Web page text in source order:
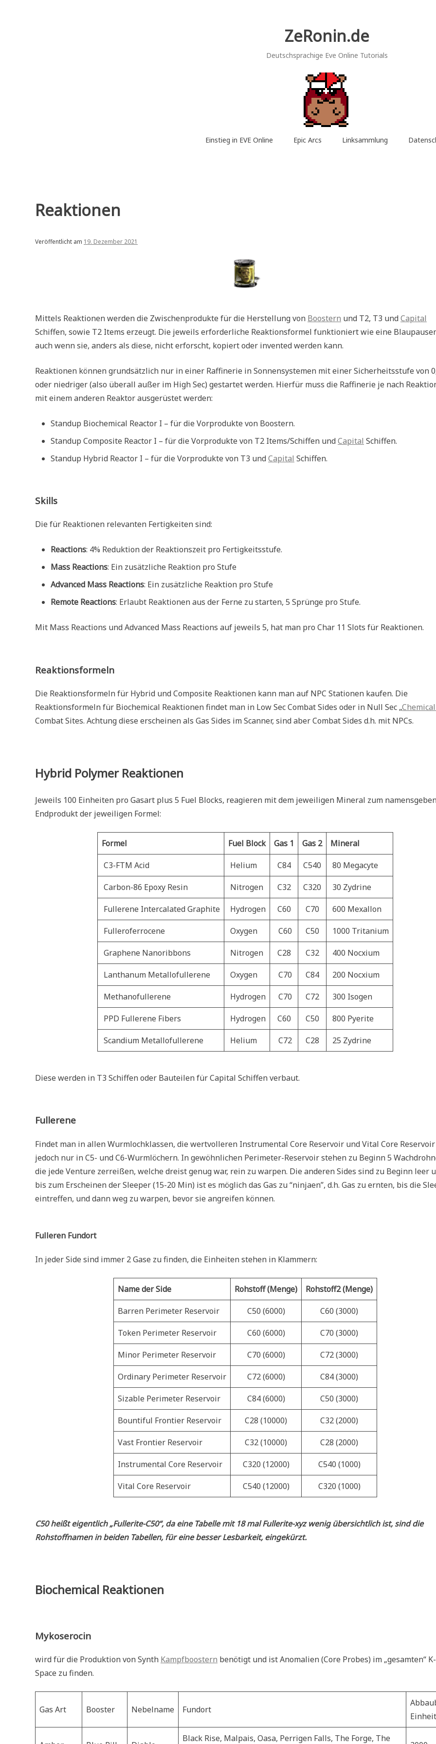
ZeRonin.de
Deutschsprachige Eve Online Tutorials
Einstieg in EVE Online Epic Arcs Linksammlung
Reaktionen
Veröffentlicht am 19. Dezember 2021
Mittels Reaktionen werden die Zwischenprodukte für die Herstellung von Boostern und T2, T3 undCapital
Schiffen, sowie T2 Items erzeugt. Die jeweils erforderliche Reaktionsformel funktioniert wie eine
auch wenn sie, anders als diese, nicht erforscht, kopiert oder invented werden kann.
Reaktionen können grundsätzlich nur in einer Raffinerie in Sonnensystemen mit einer Sicherheitsstufe von
oder niedriger (also überall außer im High Sec) gestartet werden. Hierfür muss die Raffinerie je nach
mit einem anderen Reaktor ausgerüstet werden:
Standup Biochemical Reactor I – für die Vorprodukte von Boostern.
Standup Composite Reactor I – für die Vorprodukte von T2 Items/Schiffen undCapital Schiffen.
Standup Hybrid Reactor I – für die Vorprodukte von T3 undCapital Schiffen.
Skills
Die für Reaktionen relevanten Fertigkeiten sind:
Reactions: 4% Reduktion der Reaktionszeit pro Fertigkeitsstufe.
Mass Reactions: Ein zusätzliche Reaktion pro Stufe
Advanced Mass Reactions: Ein zusätzliche Reaktion pro Stufe
Remote Reactions: Erlaubt Reaktionen aus der Ferne zu starten, 5 Sprünge pro Stufe.
Mit Mass Reactions und Advanced Mass Reactions auf jeweils 5, hat man pro Char 11 Slots für Reaktionen.
Reaktionsformeln
Die Reaktionsformeln für Hybrid und Composite Reaktionen kann man auf NPC Stationen kaufen. Die
Reaktionsformeln für Biochemical Reaktionen findet man in Low Sec Combat Sides oder in Null Sec „
Combat Sites. Achtung diese erscheinen als Gas Sides im Scanner, sind aber Combat Sides d.h. mit NPCs.
Hybrid Polymer Reaktionen
Jeweils 100 Einheiten pro Gasart plus 5 Fuel Blocks, reagieren mit dem jeweiligen Mineral zum
Endprodukt der jeweiligen Formel:
Formel Fuel Block Gas 1 Gas 2 Mineral
C3-FTM Acid Helium C84 C540 80 Megacyte
Carbon-86 Epoxy Resin Nitrogen C32 C320 30 Zydrine
Fullerene Intercalated Graphite Hydrogen C60 C70 600 Mexallon
Fulleroferrocene Oxygen C60 C50 1000 Tritanium
Graphene Nanoribbons Nitrogen C28 C32 400 Nocxium
Lanthanum Metallofullerene Oxygen C70 C84 200 Nocxium
Methanofullerene Hydrogen C70 C72 300 Isogen
PPD Fullerene Fibers Hydrogen C60 C50 800 Pyerite
Scandium Metallofullerene Helium C72 C28 25 Zydrine
Diese werden in T3 Schiffen oder Bauteilen für Capital Schiffen verbaut.
Fullerene
Findet man in allen Wurmlochklassen, die wertvolleren Instrumental Core Reservoir und Vital Core Reservoir
jedoch nur in C5- und C6-Wurmlöchern. In gewöhnlichen Perimeter-Reservoir stehen zu Beginn 5
die jede Venture zerreißen, welche dreist genug war, rein zu warpen. Die anderen Sides sind zu Beginn leer
bis zum Erscheinen der Sleeper (15-20 Min) ist es möglich das Gas zu “ninjaen”, d.h. Gas zu ernten, bis die
eintreffen, und dann weg zu warpen, bevor sie angreifen können.
Fulleren Fundort
In jeder Side sind immer 2 Gase zu finden, die Einheiten stehen in Klammern:
Name der Side Rohstoff (Menge) Rohstoff2 (Menge)
Barren Perimeter Reservoir C50 (6000) C60 (3000)
Token Perimeter Reservoir C60 (6000) C70 (3000)
Minor Perimeter Reservoir C70 (6000) C72 (3000)
Ordinary Perimeter Reservoir C72 (6000) C84 (3000)
Sizable Perimeter Reservoir C84 (6000) C50 (3000)
Bountiful Frontier Reservoir C28 (10000) C32 (2000)
Vast Frontier Reservoir C32 (10000) C28 (2000)
Instrumental Core Reservoir C320 (12000) C540 (1000)
Vital Core Reservoir C540 (12000) C320 (1000)
C50 heißt eigentlich „Fullerite-C50“, da eine Tabelle mit 18 mal Fullerite-xyz wenig übersichtlich ist, sind die
Rohstoffnamen in beiden Tabellen, für eine besser Lesbarkeit, eingekürzt.
Biochemical Reaktionen
Mykoserocin
wird für die Produktion von Synth Kampfboostern benötigt und ist Anomalien (Core Probes) im „gesamten“ K-
Space zu finden.
Gas Art Booster Nebelname Fundort
Black Rise, Malpais, Oasa, Perrigen Falls, The Forge, The